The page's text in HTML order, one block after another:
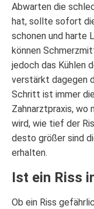
Abwarten die
hat, sollte sofort
schonen und harte
können
jedoch das Kühlen
verstärkt dagegen
Schritt ist immer
Zahnarztpraxis,
wird, wie tief der
desto größer sind
erhalten.
Ist ein Riss
Ob ein Riss